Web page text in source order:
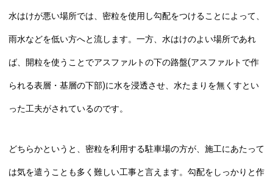
水はけが悪い場所では、密粒を使用し勾配をつけることによって、
雨水などを低い方へと流します。一方、水はけのよい場所であれ
ば、開粒を使うことでアスファルトの下の路盤(アスファルトで作
られる表層・基層の下部)に水を浸透させ、水たまりを無くすとい
った工夫がされているのです。
どちらかというと、密粒を利用する駐車場の方が、施工にあたって
は気を遣うことも多く難しい工事と言えます。勾配をしっかりと作